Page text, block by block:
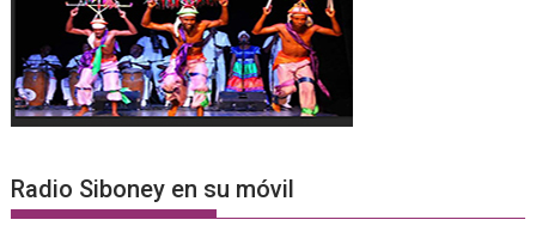
Radio Siboney en su móvil